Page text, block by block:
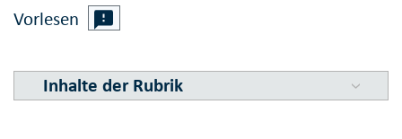
Vorlesen
Inhalte der Rubrik